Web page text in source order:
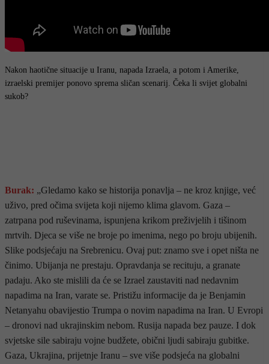
Nakon haotične situacije u Iranu, napada Izraela, a potom i Amerike,
izraelski premijer ponovo sprema sličan scenarij. Čeka li svijet globalni
sukob?
Burak: „Gledamo kako se historija ponavlja – ne kroz knjige, već
uživo, pred očima svijeta koji nijemo klima glavom. Gaza –
zatrpana pod ruševinama, ispunjena krikom preživjelih i tišinom
mrtvih. Djeca se više ne broje po imenima, nego po broju ubijenih.
Slike podsjećaju na Srebrenicu. Ovaj put: znamo sve i opet ništa ne
činimo. Ubijanja ne prestaju. Opravdanja se recituju, a granate
padaju. Ako ste mislili da će se Izrael zaustaviti nad nedavnim
napadima na Iran, varate se. Pristižu informacije da je Benjamin
Netanyahu obavijestio Trumpa o novim napadima na Iran. U Evropi
– dronovi nad ukrajinskim nebom. Rusija napada bez pauze. I dok
svjetske sile sabiraju vojne budžete, obični ljudi sabiraju gubitke.
Gaza, Ukrajina, prijetnje Iranu – sve više podsjeća na globalni